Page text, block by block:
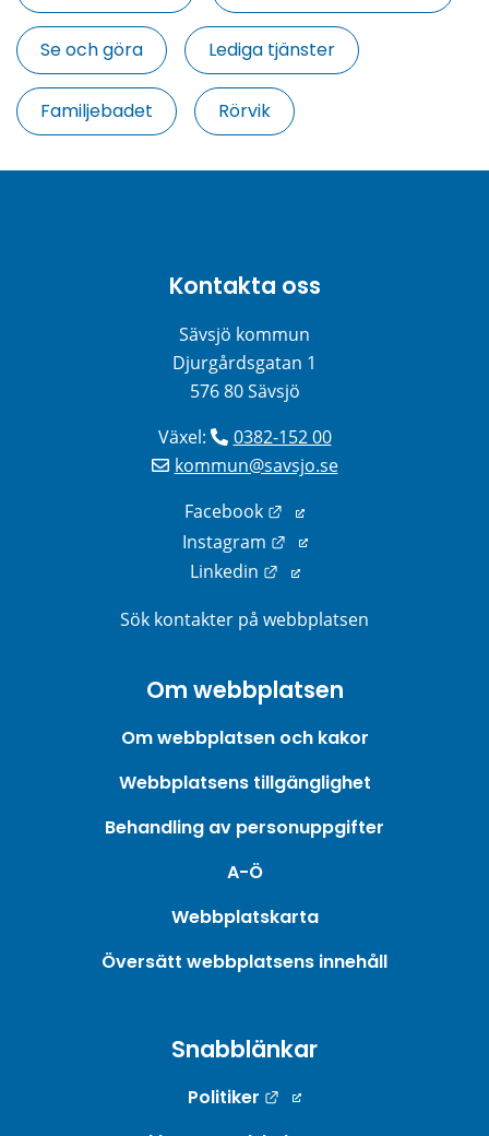
Se och göra Lediga tjänster
Familjebadet Rörvik
Kontakta oss
Sävsjö kommun
Djurgårdsgatan 1
576 80 Sävsjö
Växel:
0382-152 00
kommun@savsjo.se
Facebook
Länk till annan
Instagram
Länk till annan
Linkedin
Länk till annan webbplats.
Sök kontakter på webbplatsen
Om webbplatsen
Om webbplatsen och kakor
Webbplatsens tillgänglighet
Behandling av personuppgifter
A-Ö
Webbplatskarta
Översätt webbplatsens innehåll
Snabblänkar
Politiker
Länk till annan